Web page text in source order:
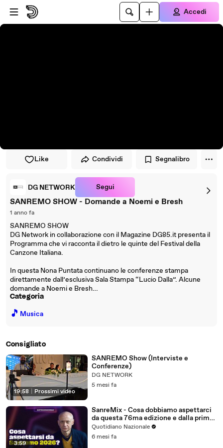
Vai al lettore
Passa al contenuto principale
Accedi
Like Condividi Segnalibro
DG NETWORK Segui
SANREMO SHOW - Domande a Noemi e Bresh
1 anno fa
SANREMO SHOW
DG Network in collaborazione con il Magazine DG85.it presenta il
Programma che vi racconta il dietro le quinte del Festival della
Canzone Italiana.
In questa Nona Puntata continuano le conferenze stampa
direttamente dall’esclusiva Sala Stampa “Lucio Dalla”. Alcune
domande a Noemi e Bresh…
Categoria
🎵 Musica
Consigliato
19:58 Prossimi video
SANREMO Show (Interviste e
Conferenze)
DG NETWORK
5 mesi fa
3:59
SanreMix - Cosa dobbiamo aspettarci
da questa 76ma edizione e dalla prima
serata?
Quotidiano Nazionale
6 mesi fa